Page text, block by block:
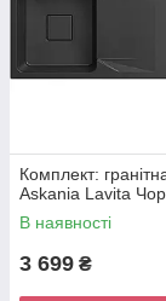
Комплект:
Askania Lavita
В наявності
3 699 ₴